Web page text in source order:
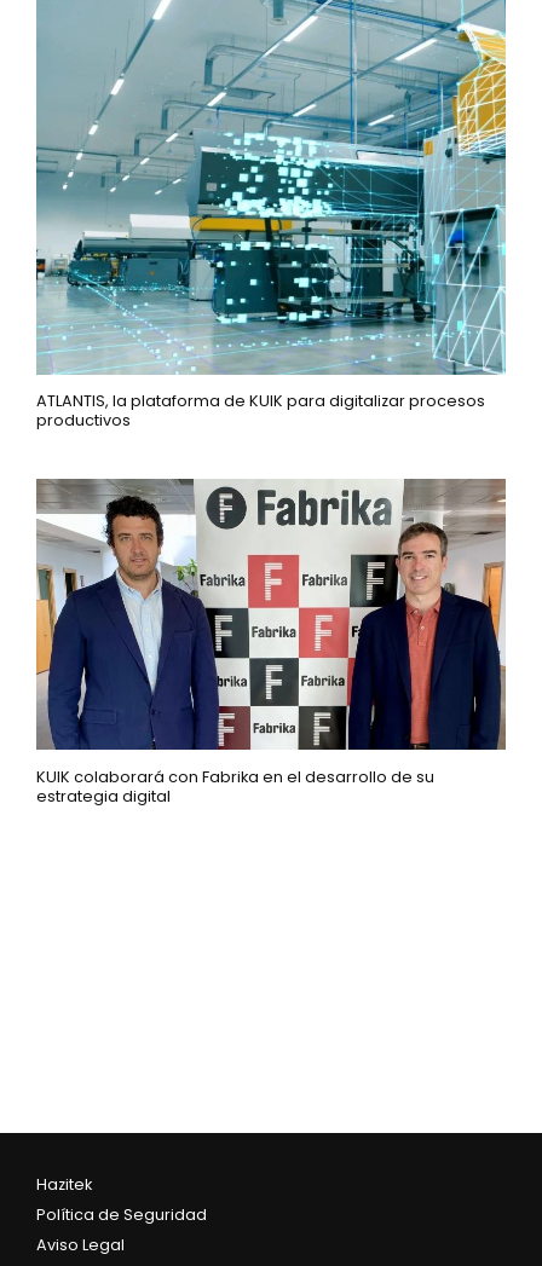
ATLANTIS, la plataforma de KUIK para digitalizar procesos
productivos
KUIK colaborará con Fabrika en el desarrollo de su
estrategia digital
Hazitek
Política de Seguridad
Aviso Legal